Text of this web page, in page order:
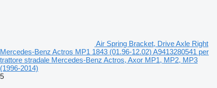
Air Spring Bracket, Drive Axle Right
Mercedes-Benz Actros MP1 1843 (01.96-12.02) A9413280541 per
trattore stradale Mercedes-Benz Actros, Axor MP1, MP2, MP3
(1996-2014)
5